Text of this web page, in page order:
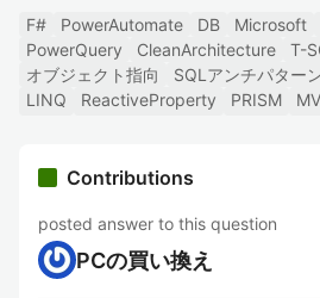
F# PowerAutomate DB Microsoft
PowerQuery
CleanArchitecture T-
オブジェクト指向
SQLアンチパター
LINQ
ReactiveProperty PRISM
Contributions
posted answer to this question
PCの買い換え